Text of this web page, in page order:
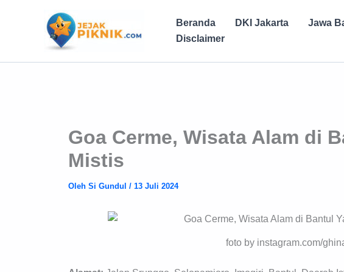
Beranda DKI Jakarta Jawa
Disclaimer
Goa Cerme, Wisata Alam di
Mistis
Oleh Si Gundul / 13 Juli 2024
foto by instagram.com/